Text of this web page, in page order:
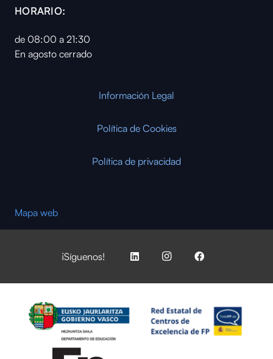
HORARIO:
de 08:00 a 21:30
En agosto cerrado
Información Legal
Política de Cookies
Política de privacidad
Mapa web
¡Síguenos!